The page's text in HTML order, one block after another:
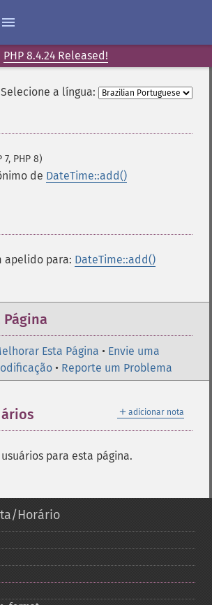
PHP 8.4.24 Released!
Selecione a língua:
7, PHP 8)
de DateTime::add()
apelido para: DateTime::add()
Esta Página • Envie uma
• Reporte um Problema
＋ adicionar nota
para esta página.
Horário